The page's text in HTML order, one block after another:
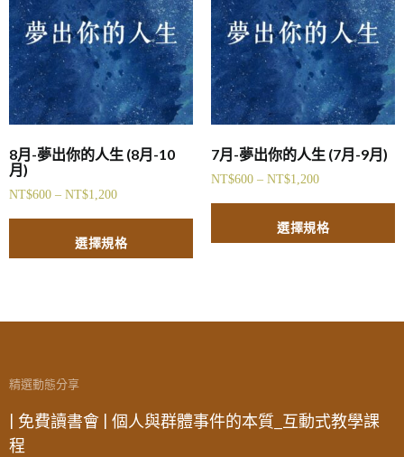
8月-夢出你的人生 (8月-10
月)
NT$600 – NT$1,200
選擇規格
7月-夢出你的人生 (7月-9月)
NT$600 – NT$1,200
選擇規格
精選動態分享
| 免費讀書會 | 個人與群體事件的本質_互動式教學課
程